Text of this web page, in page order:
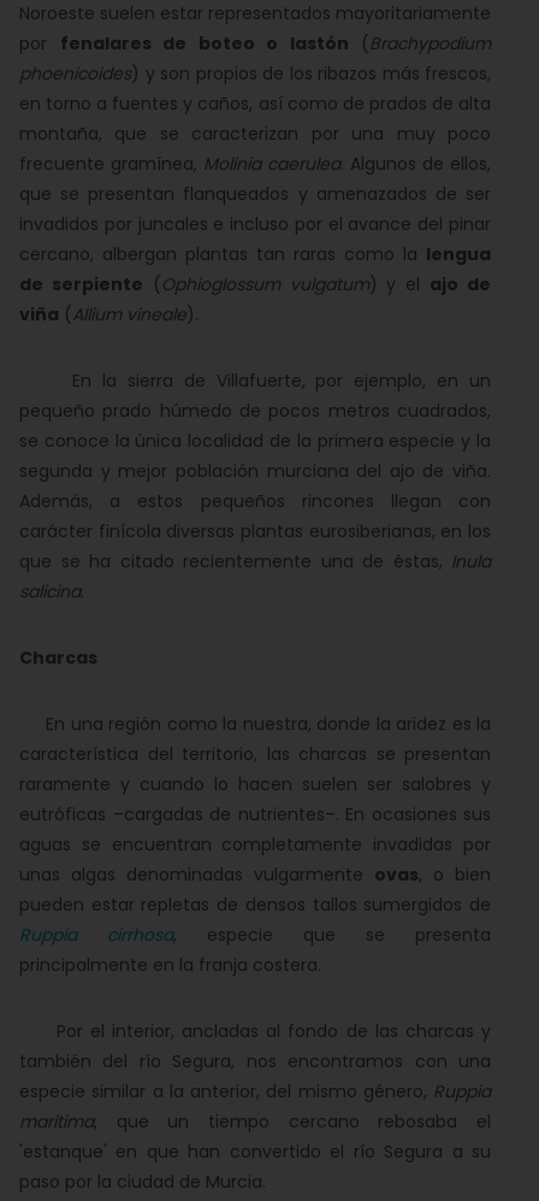
Noroeste suelen estar representados mayoritariamente
por fenalares de boteo o lastón (Brachypodium
phoenicoides) y son propios de los ribazos más frescos,
en torno a fuentes y caños, así como de prados de alta
montaña, que se caracterizan por una muy poco
frecuente gramínea, Molinia caerulea. Algunos de ellos,
que se presentan flanqueados y amenazados de ser
invadidos por juncales e incluso por el avance del pinar
cercano, albergan plantas tan raras como la lengua
de serpiente ( Ophioglossum vulgatum) y el ajo de
viña (Allium vineale).
En la sierra de Villafuerte, por ejemplo, en un
pequeño prado húmedo de pocos metros cuadrados,
se conoce la única localidad de la primera especie y la
segunda y mejor población murciana del ajo de viña.
Además, a estos pequeños rincones llegan con
carácter finícola diversas plantas eurosiberianas, en los
que se ha citado recientemente una de éstas, Inula
salicina.
Charcas
En una región como la nuestra, donde la aridez es la
característica del territorio, las charcas se presentan
raramente y cuando lo hacen suelen ser salobres y
eutróficas –cargadas de nutrientes–. En ocasiones sus
aguas se encuentran completamente invadidas por
unas algas denominadas vulgarmente ovas, o bien
pueden estar repletas de densos tallos sumergidos de
Ruppia cirrhosa, especie que se presenta
principalmente en la franja costera.
Por el interior, ancladas al fondo de las charcas y
también del río Segura, nos encontramos con una
especie similar a la anterior, del mismo género, Ruppia
maritima, que un tiempo cercano rebosaba el
'estanque' en que han convertido el río Segura a su
paso por la ciudad de Murcia.